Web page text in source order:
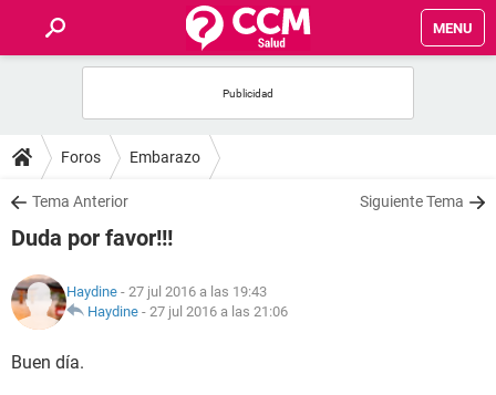
MENU
FOROS
SALUD
FAMILIA
NUTRICIÓN
BIENESTAR
Foros Embarazo
Tema Anterior Siguiente Tema
Duda por favor!!!
Haydine - 27 jul 2016 a las 19:43
Haydine - 27 jul 2016 a las 21:06
Buen día.